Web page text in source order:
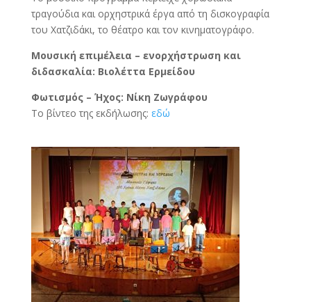
τραγούδια και ορχηστρικά έργα από τη δισκογραφία
του Χατζιδάκι, το θέατρο και τον κινηματογράφο.
Μουσική επιμέλεια – ενορχήστρωση και
διδασκαλία: Βιολέττα Ερμείδου
Φωτισμός – Ήχος: Νίκη Ζωγράφου
Το βίντεο της εκδήλωσης: εδώ